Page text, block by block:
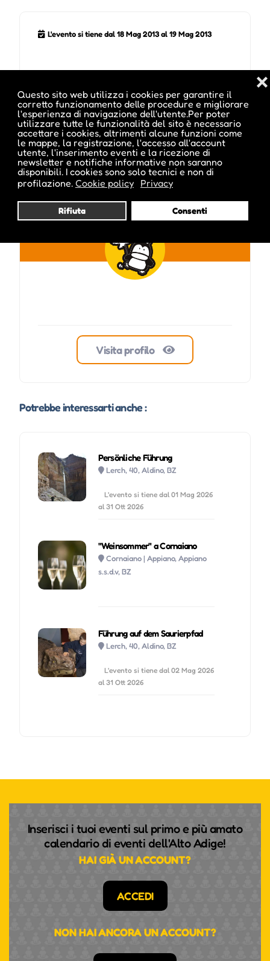
Questo sito web utilizza i cookies per garantire il
corretto funzionamento delle procedure e migliorare
l'esperienza di navigazione dell'utente.Per poter
utilizzare tutte le funzionalità del sito è necessario
accettare i cookies, altrimenti alcune funzioni come
le mappe, la registrazione, l'accesso all'account
utente, l'inserimento eventi e la ricezione di
newsletter e notifiche informative non saranno
disponibili. I cookies sono solo tecnici e non di
profilazione. Cookie policy Privacy
Rifiuta Consenti
❌
L'evento si tiene dal 18 Mag 2013 al 19 Mag 2013
Pubblicato da :
ale inside
Visita profilo
Potrebbe interessarti anche :
Persönliche Führung
Lerch, 40, Aldino, BZ
L'evento si tiene dal 01 Mag 2026
al 31 Ott 2026
"Weinsommer" a Cornaiano
Cornaiano | Appiano, Appiano
s.s.d.v, BZ
Führung auf dem Saurierpfad
Lerch, 40, Aldino, BZ
L'evento si tiene dal 02 Mag 2026
al 31 Ott 2026
Inserisci i tuoi eventi sul primo e più amato
calendario di eventi dell'Alto Adige!
HAI GIÀ UN ACCOUNT?
ACCEDI
NON HAI ANCORA UN ACCOUNT?